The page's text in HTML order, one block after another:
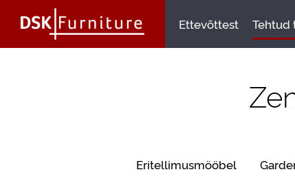
Ettevõttest Tehtud
Eritellimusmööbel